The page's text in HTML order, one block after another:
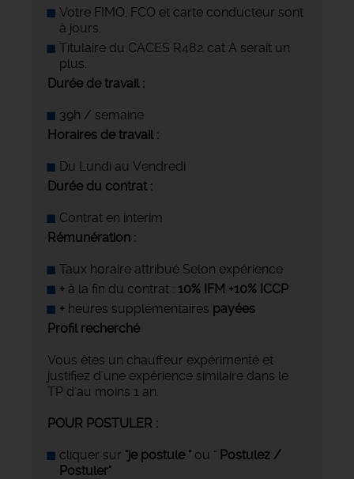
Votre FIMO, FCO et carte conducteur sont
à jours.
Titulaire du CACES R482 cat A serait un
plus.
Durée de travail :
39h / semaine
Horaires de travail :
Du Lundi au Vendredi
Durée du contrat :
Contrat en interim
Rémunération :
Taux horaire attribué Selon expérience
+ à la fin du contrat : 10% IFM +10% ICCP
+ heures supplémentaires payées
Profil recherché
Vous êtes un chauffeur expérimenté et
justifiez d'une expérience similaire dans le
TP d'au moins 1 an.
POUR POSTULER :
cliquer sur "je postule " ou " Postulez /
Postuler"